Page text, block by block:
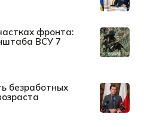
фронта:
ВСУ 7
безработных